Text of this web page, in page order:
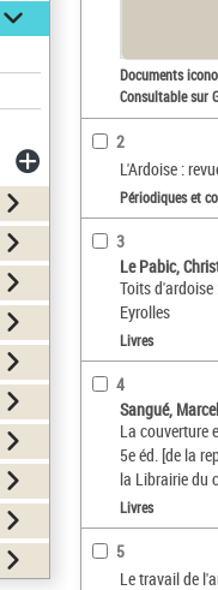
Documents
Consultable sur
2
L'Ardoise :
Périodiques et
3
Le Pabic,
Toits
Eyrolles
Livres
4
Sangué, Marcel
La couverture
5e éd. [de la
la Librairie du
Livres
5
Le travail de